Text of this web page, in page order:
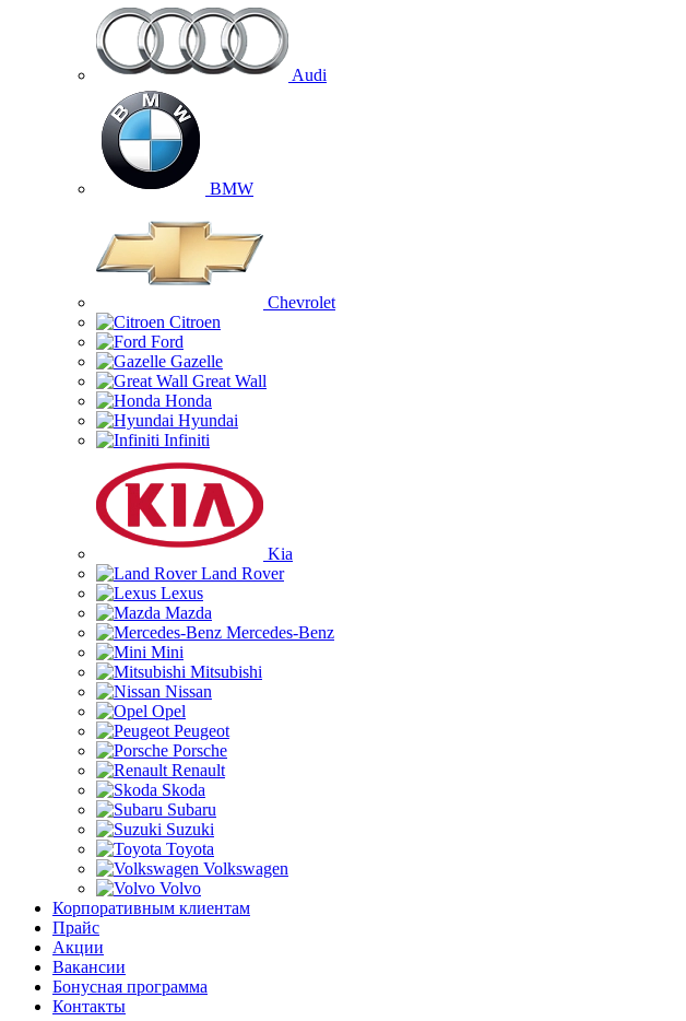
Audi
BMW
Chevrolet
Citroen
Ford
Gazelle
Great Wall
Honda
Hyundai
Infiniti
Kia
Land Rover
Lexus
Mazda
Mercedes-Benz
Mini
Mitsubishi
Nissan
Opel
Peugeot
Porsche
Renault
Skoda
Subaru
Suzuki
Toyota
Volkswagen
Volvo
Корпоративным клиентам
Прайс
Акции
Вакансии
Бонусная программа
Контакты